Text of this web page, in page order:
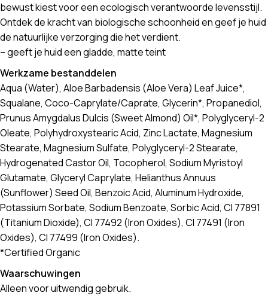
bewust kiest voor een ecologisch verantwoorde levensstijl.
Ontdek de kracht van biologische schoonheid en geef je huid
de natuurlijke verzorging die het verdient.
– geeft je huid een gladde, matte teint
Werkzame bestanddelen
Aqua (Water), Aloe Barbadensis (Aloe Vera) Leaf Juice*,
Squalane, Coco-Caprylate/Caprate, Glycerin*, Propanediol,
Prunus Amygdalus Dulcis (Sweet Almond) Oil*, Polyglyceryl-2
Oleate, Polyhydroxystearic Acid, Zinc Lactate, Magnesium
Stearate, Magnesium Sulfate, Polyglyceryl-2 Stearate,
Hydrogenated Castor Oil, Tocopherol, Sodium Myristoyl
Glutamate, Glyceryl Caprylate, Helianthus Annuus
(Sunflower) Seed Oil, Benzoic Acid, Aluminum Hydroxide,
Potassium Sorbate, Sodium Benzoate, Sorbic Acid, CI 77891
(Titanium Dioxide), CI 77492 (Iron Oxides), CI 77491 (Iron
Oxides), CI 77499 (Iron Oxides).
*Certified Organic
Waarschuwingen
Alleen voor uitwendig gebruik.